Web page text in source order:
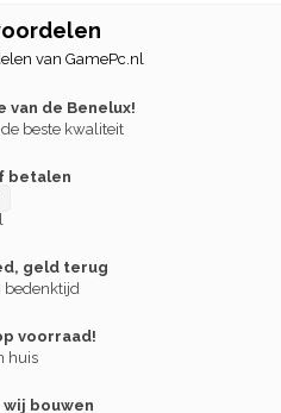
van GamePc.nl
van de Benelux!
beste kwaliteit
betalen
geld terug
bedenktijd
voorraad!
huis
bouwen